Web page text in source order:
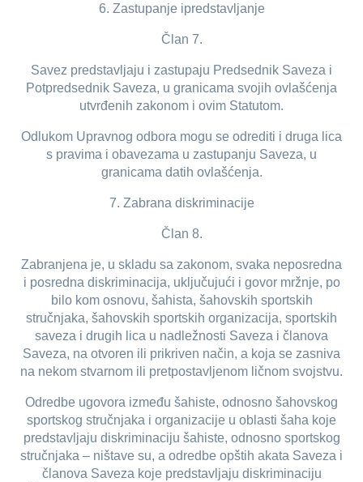
6. Zastupanje ipredstavljanje
Član 7.
Savez predstavljaju i zastupaju Predsednik Saveza i
Potpredsednik Saveza, u granicama svojih ovlašćenja
utvrđenih zakonom i ovim Statutom.
Odlukom Upravnog odbora mogu se odrediti i druga lica
s pravima i obavezama u zastupanju Saveza, u
granicama datih ovlašćenja.
7. Zabrana diskriminacije
Član 8.
Zabranjena je, u skladu sa zakonom, svaka neposredna
i posredna diskriminacija, uključujući i govor mržnje, po
bilo kom osnovu, šahista, šahovskih sportskih
stručnjaka, šahovskih sportskih organizacija, sportskih
saveza i drugih lica u nadležnosti Saveza i članova
Saveza, na otvoren ili prikriven način, a koja se zasniva
na nekom stvarnom ili pretpostavljenom ličnom svojstvu.
Odredbe ugovora između šahiste, odnosno šahovskog
sportskog stručnjaka i organizacije u oblasti šaha koje
predstavljaju diskriminaciju šahiste, odnosno sportskog
stručnjaka – ništave su, a odredbe opštih akata Saveza i
članova Saveza koje predstavljaju diskriminaciju